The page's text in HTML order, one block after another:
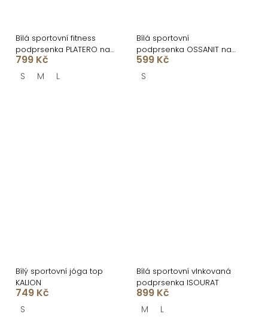
Bílá sportovní fitness
podprsenka PLATERO na
zip
799 Kč
S M L
Bílá sportovní
podprsenka OSSANIT na
ramínka
599 Kč
S
Bílý sportovní jóga top
KALION
749 Kč
S
Bílá sportovní vlnkovaná
podprsenka ISOURAT
899 Kč
M L